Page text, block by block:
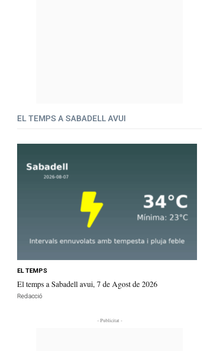
EL TEMPS A SABADELL AVUI
EL TEMPS
El temps a Sabadell avui, 7 de Agost de 2026
Redacció
- Publicitat -